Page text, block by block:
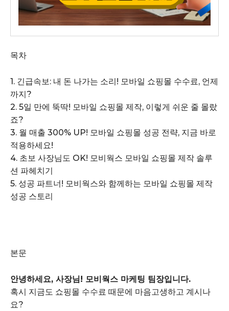
목차
1. 긴급속보: 내 돈 나가는 소리! 모바일 쇼핑몰 수수료, 언제
까지?
2. 5일 만에 뚝딱! 모바일 쇼핑몰 제작, 이렇게 쉬운 줄 몰랐
죠?
3. 월 매출 300% UP! 모바일 쇼핑몰 성공 전략, 지금 바로
적용하세요!
4. 초보 사장님도 OK! 모비웍스 모바일 쇼핑몰 제작 솔루
션 파헤치기
5. 성공 파트너! 모비웍스와 함께하는 모바일 쇼핑몰 제작
성공 스토리
본문
안녕하세요, 사장님! 모비웍스 마케팅 팀장입니다.
혹시 지금도 쇼핑몰 수수료 때문에 마음고생하고 계시나
요?